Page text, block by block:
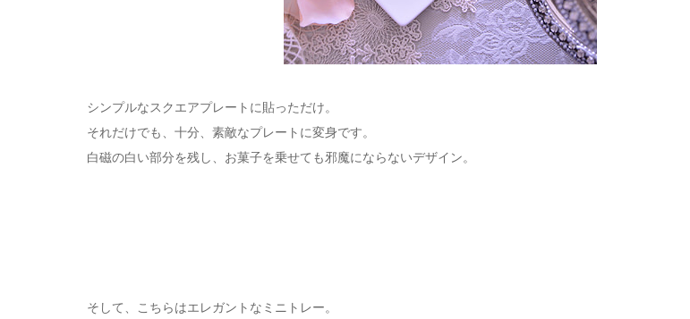
シンプルなスクエアプレートに貼っただけ。
それだけでも、十分、素敵なプレートに変身です。
白磁の白い部分を残し、お菓子を乗せても邪魔にならないデザイン。
そして、こちらはエレガントなミニトレー。